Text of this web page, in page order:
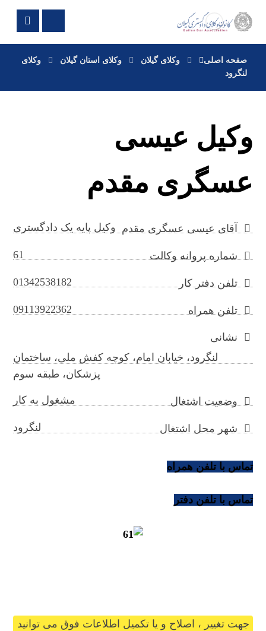
صفحه اصلی وکلای گیلان وکلای استان گیلان
وکلای
لنگرود
وکیل عیسی
عسگری مقدم
آقای عیسی عسگری مقدم وکیل پایه یک دادگستری
شماره پروانه وکالت 61
تلفن دفتر کار 01342538182
تلفن همراه 09113922362
نشانی
لنگرود، خیابان امام، کوچه کفش ملی، ساختمان
پزشکان، طبقه سوم
وضعیت اشتغال مشغول به کار
شهر محل اشتغال لنگرود
تماس با تلفن همراه
تماس با تلفن دفتر
جهت تغییر ، اصلاح و یا تکمیل اطلاعات فوق می توانید